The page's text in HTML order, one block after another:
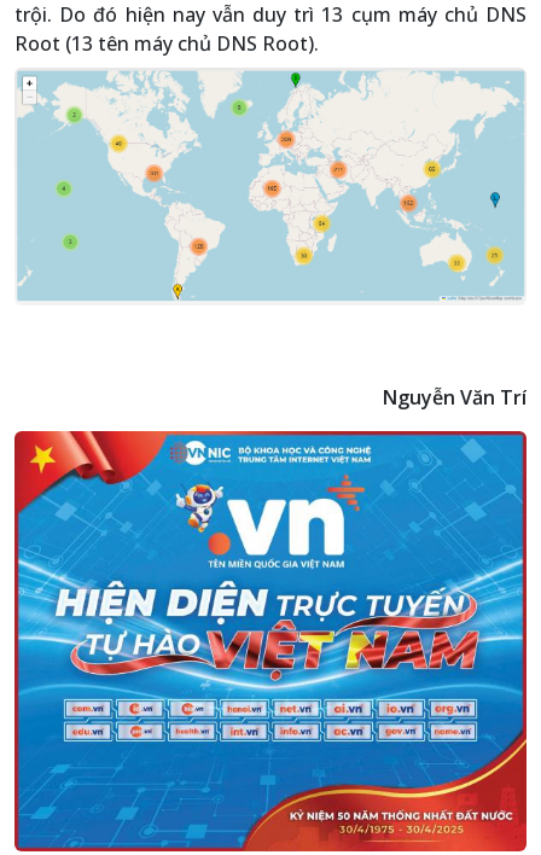
trội. Do đó hiện nay vẫn duy trì 13 cụm máy chủ DNS
Root (13 tên máy chủ DNS Root).
Nguyễn Văn Trí